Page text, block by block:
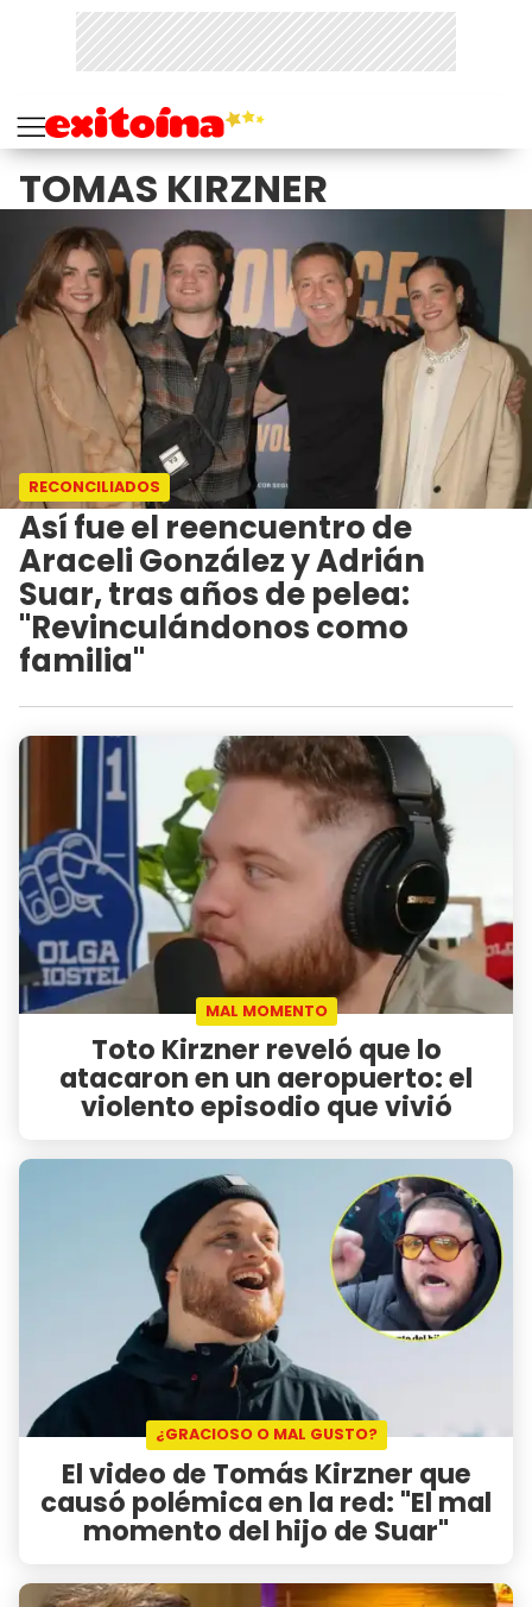
TOMAS KIRZNER
RECONCILIADOS
Así fue el reencuentro de
Araceli González y Adrián
Suar, tras años de pelea:
"Revinculándonos como
familia"
MAL MOMENTO
Toto Kirzner reveló que lo
atacaron en un aeropuerto: el
violento episodio que vivió
¿GRACIOSO O MAL GUSTO?
El video de Tomás Kirzner que
causó polémica en la red: "El mal
momento del hijo de Suar"